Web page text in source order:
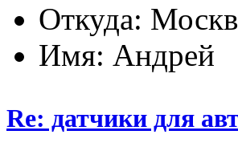
Откуда:
Имя: Андрей
Re: датчики для